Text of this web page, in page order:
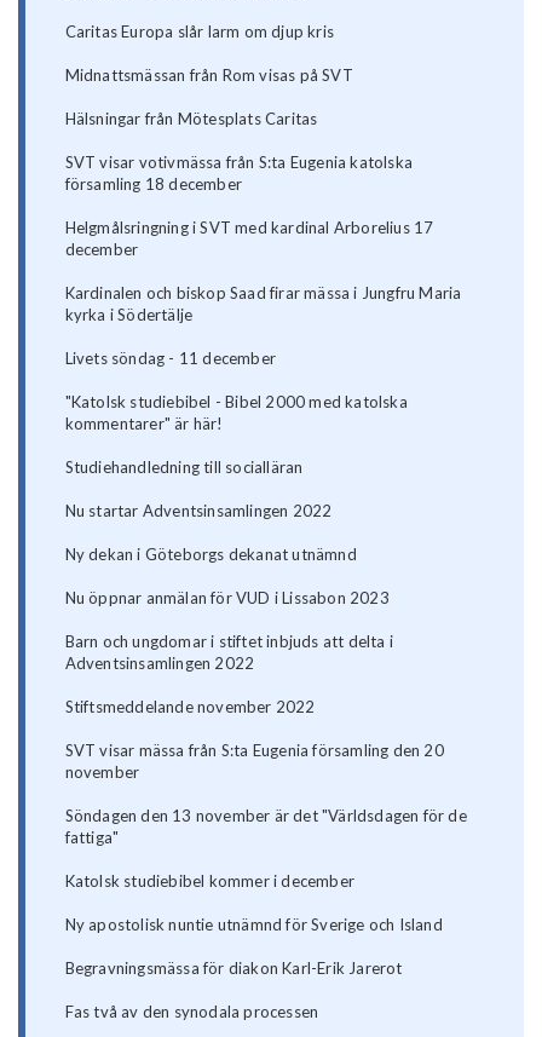
Caritas Europa slår larm om djup kris
Midnattsmässan från Rom visas på SVT
Hälsningar från Mötesplats Caritas
SVT visar votivmässa från S:ta Eugenia katolska
församling 18 december
Helgmålsringning i SVT med kardinal Arborelius 17
december
Kardinalen och biskop Saad firar mässa i Jungfru Maria
kyrka i Södertälje
Livets söndag - 11 december
"Katolsk studiebibel - Bibel 2000 med katolska
kommentarer" är här!
Studiehandledning till socialläran
Nu startar Adventsinsamlingen 2022
Ny dekan i Göteborgs dekanat utnämnd
Nu öppnar anmälan för VUD i Lissabon 2023
Barn och ungdomar i stiftet inbjuds att delta i
Adventsinsamlingen 2022
Stiftsmeddelande november 2022
SVT visar mässa från S:ta Eugenia församling den 20
november
Söndagen den 13 november är det "Världsdagen för de
fattiga"
Katolsk studiebibel kommer i december
Ny apostolisk nuntie utnämnd för Sverige och Island
Begravningsmässa för diakon Karl-Erik Jarerot
Fas två av den synodala processen